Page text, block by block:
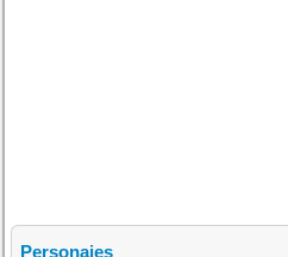
Personajes